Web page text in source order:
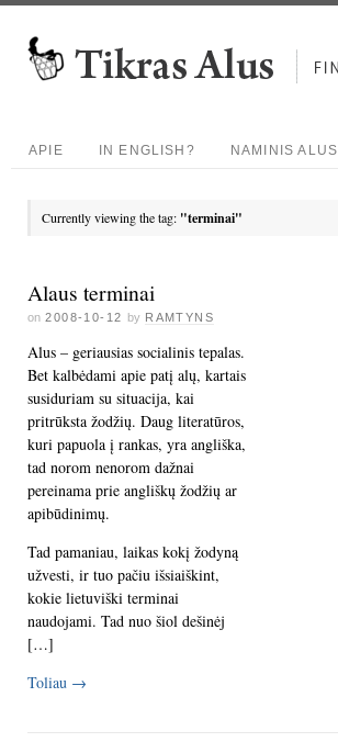
APIE IN ENGLISH? NAMINIS ALUS
Currently viewing the tag: "terminai"
Alaus terminai
on 2008-10-12 by RAMTYNS
Alus – geriausias socialinis tepalas.
Bet kalbėdami apie patį alų, kartais
susiduriam su situacija, kai
pritrūksta žodžių. Daug literatūros,
kuri papuola į rankas, yra angliška,
tad norom nenorom dažnai
pereinama prie angliškų žodžių ar
apibūdinimų.
Tad pamaniau, laikas kokį žodyną
užvesti, ir tuo pačiu išsiaiškint,
kokie lietuviški terminai
naudojami. Tad nuo šiol dešinėj
[…]
Toliau →